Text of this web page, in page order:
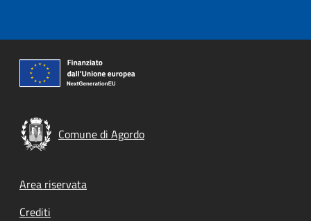
Comune di Agordo
Footer menu
Area riservata
Crediti